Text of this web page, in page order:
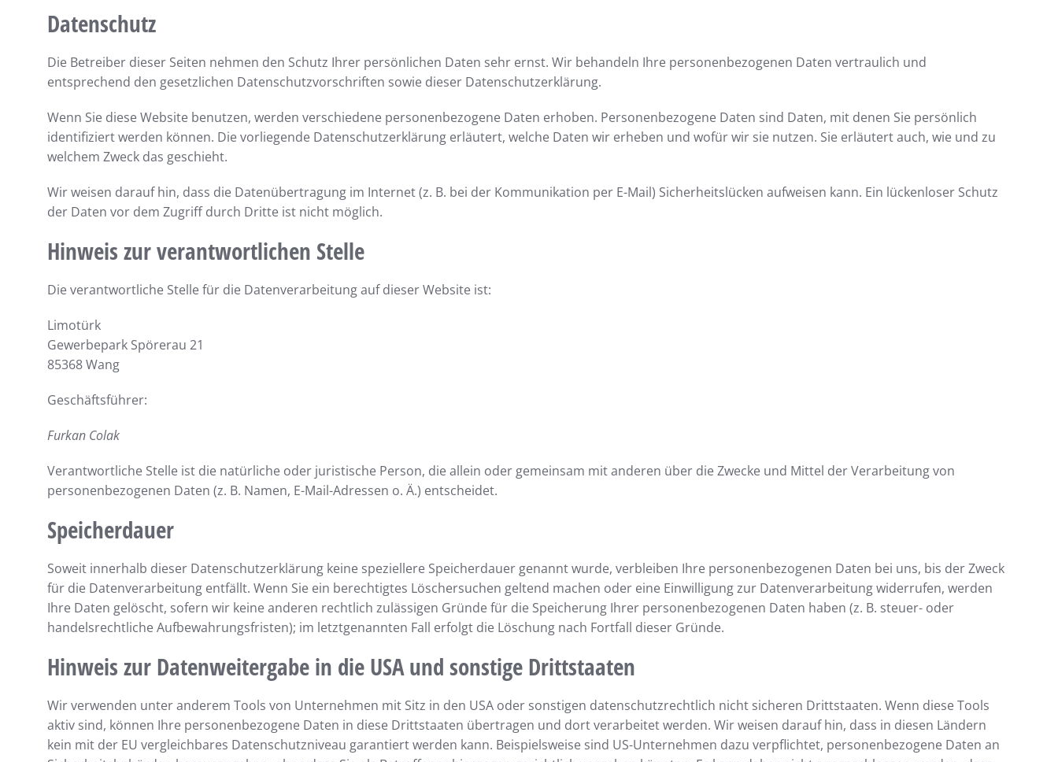
Datenschutz
Die Betreiber dieser Seiten nehmen den Schutz Ihrer persönlichen Daten sehr ernst. Wir behandeln Ihre personenbezogenen Daten vertraulich und
entsprechend den gesetzlichen Datenschutzvorschriften sowie dieser Datenschutzerklärung.
Wenn Sie diese Website benutzen, werden verschiedene personenbezogene Daten erhoben. Personenbezogene Daten sind Daten, mit denen Sie persönlich
identifiziert werden können. Die vorliegende Datenschutzerklärung erläutert, welche Daten wir erheben und wofür wir sie nutzen. Sie erläutert auch, wie und zu
welchem Zweck das geschieht.
Wir weisen darauf hin, dass die Datenübertragung im Internet (z. B. bei der Kommunikation per E-Mail) Sicherheitslücken aufweisen kann. Ein lückenloser Schutz
der Daten vor dem Zugriff durch Dritte ist nicht möglich.
Hinweis zur verantwortlichen Stelle
Die verantwortliche Stelle für die Datenverarbeitung auf dieser Website ist:
Limotürk
Gewerbepark Spörerau 21
85368 Wang
Geschäftsführer:
Furkan Colak
Verantwortliche Stelle ist die natürliche oder juristische Person, die allein oder gemeinsam mit anderen über die Zwecke und Mittel der Verarbeitung von
personenbezogenen Daten (z. B. Namen, E-Mail-Adressen o. Ä.) entscheidet.
Speicherdauer
Soweit innerhalb dieser Datenschutzerklärung keine speziellere Speicherdauer genannt wurde, verbleiben Ihre personenbezogenen Daten bei uns, bis der Zweck
für die Datenverarbeitung entfällt. Wenn Sie ein berechtigtes Löschersuchen geltend machen oder eine Einwilligung zur Datenverarbeitung widerrufen, werden
Ihre Daten gelöscht, sofern wir keine anderen rechtlich zulässigen Gründe für die Speicherung Ihrer personenbezogenen Daten haben (z. B. steuer- oder
handelsrechtliche Aufbewahrungsfristen); im letztgenannten Fall erfolgt die Löschung nach Fortfall dieser Gründe.
Hinweis zur Datenweitergabe in die USA und sonstige Drittstaaten
Wir verwenden unter anderem Tools von Unternehmen mit Sitz in den USA oder sonstigen datenschutzrechtlich nicht sicheren Drittstaaten. Wenn diese Tools
aktiv sind, können Ihre personenbezogene Daten in diese Drittstaaten übertragen und dort verarbeitet werden. Wir weisen darauf hin, dass in diesen Ländern
kein mit der EU vergleichbares Datenschutzniveau garantiert werden kann. Beispielsweise sind US-Unternehmen dazu verpflichtet, personenbezogene Daten an